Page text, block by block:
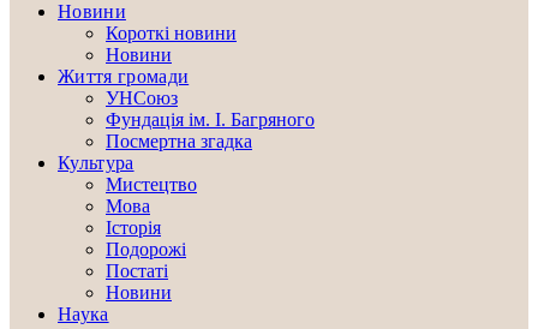
Новини
Короткі новини
Новини
Життя громади
УНСоюз
Фундація ім. І. Багряного
Посмертна згадка
Культура
Мистецтво
Мова
Історія
Подорожі
Постаті
Новини
Наука